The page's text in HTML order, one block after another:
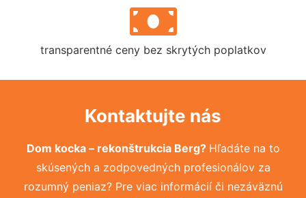
transparentné ceny bez skrytých poplatkov
Kontaktujte nás
Dom kocka – rekonštrukcia Berg? Hľadáte na to
skúsených a zodpovedných profesionálov za
rozumný peniaz? Pre viac informácií či nezáväznú